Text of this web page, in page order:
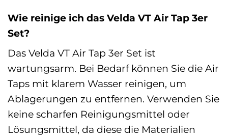
Wie reinige ich das Velda VT Air Tap 3er
Set?
Das Velda VT Air Tap 3er Set ist
wartungsarm. Bei Bedarf können Sie die Air
Taps mit klarem Wasser reinigen, um
Ablagerungen zu entfernen. Verwenden Sie
keine scharfen Reinigungsmittel oder
Lösungsmittel, da diese die Materialien